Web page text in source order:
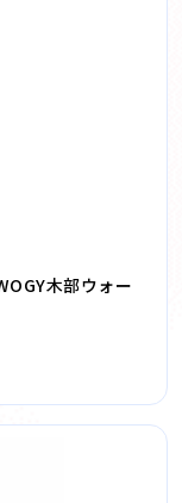
木部ウォー